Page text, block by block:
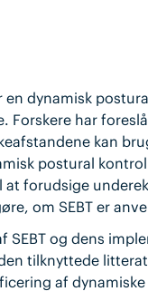
en dynamisk
har
kan
postural
forudsige
om SEBT er
SEBT og dens
tilknyttede
af